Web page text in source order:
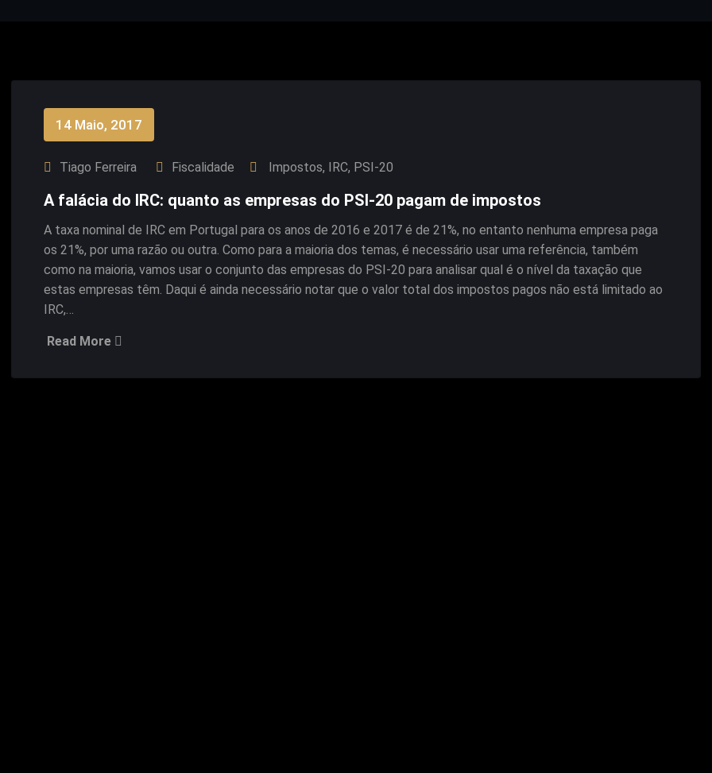
14 Maio, 2017
Tiago Ferreira Fiscalidade Impostos, IRC, PSI-20
A falácia do IRC: quanto as empresas do PSI-20 pagam de impostos
A taxa nominal de IRC em Portugal para os anos de 2016 e 2017 é de 21%, no entanto nenhuma empresa paga
os 21%, por uma razão ou outra. Como para a maioria dos temas, é necessário usar uma referência, também
como na maioria, vamos usar o conjunto das empresas do PSI-20 para analisar qual é o nível da taxação que
estas empresas têm. Daqui é ainda necessário notar que o valor total dos impostos pagos não está limitado ao
IRC,…
Read More